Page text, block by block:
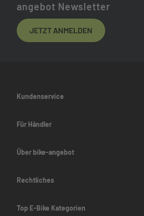
angebot Newsletter
JETZT ANMELDEN
Kundenservice
Für Händler
Über bike-angebot
Rechtliches
Top E-Bike Kategorien